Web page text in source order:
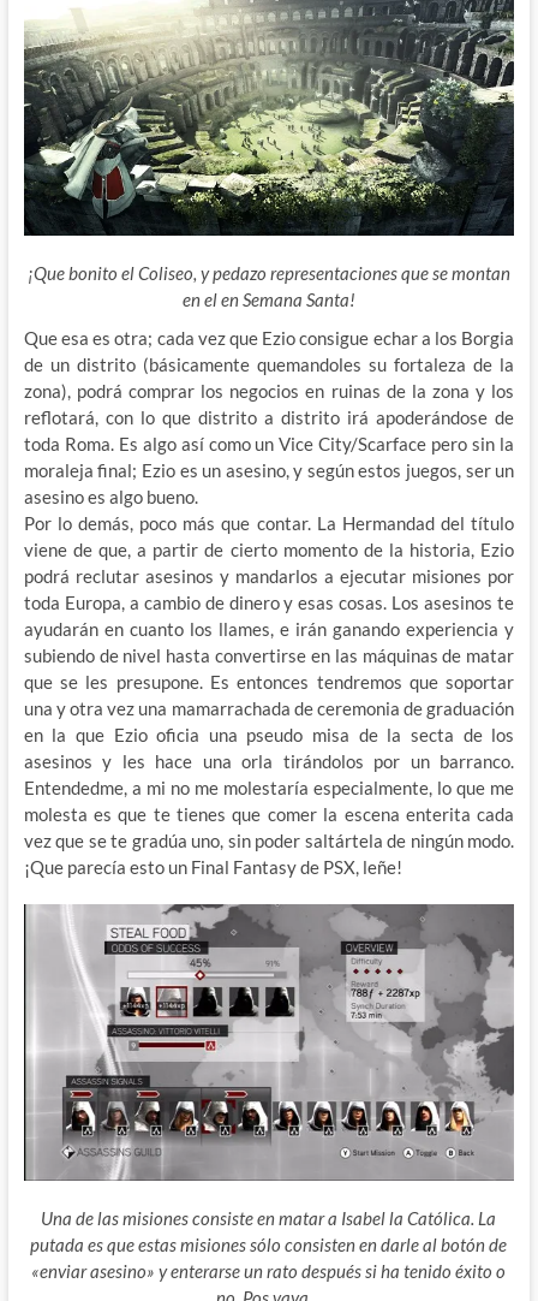
¡Que bonito el Coliseo, y pedazo representaciones que se montan
en el en Semana Santa!
Que esa es otra; cada vez que Ezio consigue echar a los Borgia
de un distrito (básicamente quemandoles su fortaleza de la
zona), podrá comprar los negocios en ruinas de la zona y los
reflotará, con lo que distrito a distrito irá apoderándose de
toda Roma. Es algo así como un Vice City/Scarface pero sin la
moraleja final; Ezio es un asesino, y según estos juegos, ser un
asesino es algo bueno.
Por lo demás, poco más que contar. La Hermandad del título
viene de que, a partir de cierto momento de la historia, Ezio
podrá reclutar asesinos y mandarlos a ejecutar misiones por
toda Europa, a cambio de dinero y esas cosas. Los asesinos te
ayudarán en cuanto los llames, e irán ganando experiencia y
subiendo de nivel hasta convertirse en las máquinas de matar
que se les presupone. Es entonces tendremos que soportar
una y otra vez una mamarrachada de ceremonia de graduación
en la que Ezio oficia una pseudo misa de la secta de los
asesinos y les hace una orla tirándolos por un barranco.
Entendedme, a mi no me molestaría especialmente, lo que me
molesta es que te tienes que comer la escena enterita cada
vez que se te gradúa uno, sin poder saltártela de ningún modo.
¡Que parecía esto un Final Fantasy de PSX, leñe!
Una de las misiones consiste en matar a Isabel la Católica. La
putada es que estas misiones sólo consisten en darle al botón de
«enviar asesino» y enterarse un rato después si ha tenido éxito o